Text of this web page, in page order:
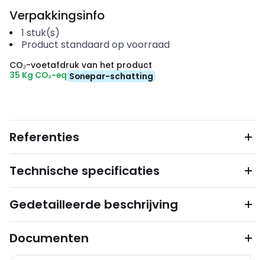
Verpakkingsinfo
1 stuk(s)
Product standaard op voorraad
CO₂-voetafdruk van het product
35 Kg CO₂-eq Sonepar-schatting
Referenties
Technische specificaties
Gedetailleerde beschrijving
Documenten